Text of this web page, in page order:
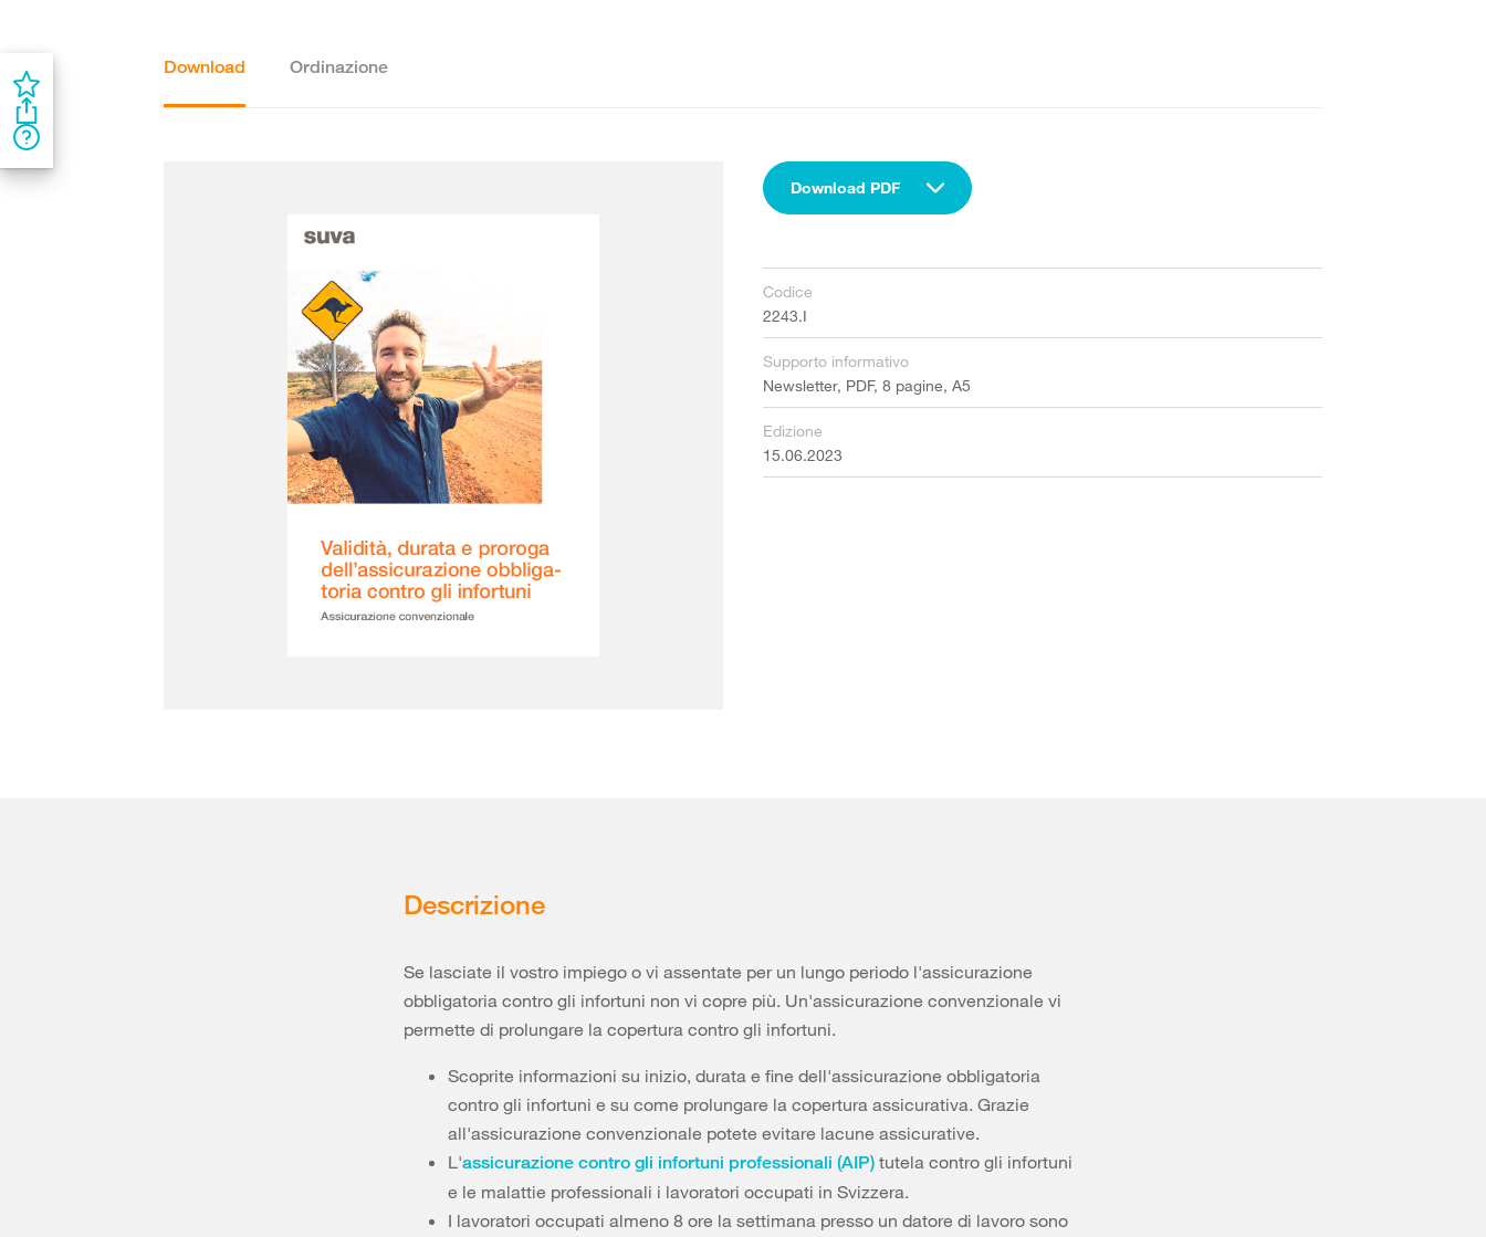
Download Ordinazione
Download PDF
Codice
2243.I
Supporto informativo
Newsletter, PDF, 8 pagine, A5
Edizione
15.06.2023
Descrizione
Se lasciate il vostro impiego o vi assentate per un lungo periodo l'assicurazione
obbligatoria contro gli infortuni non vi copre più. Un'assicurazione convenzionale vi
permette di prolungare la copertura contro gli infortuni.
Scoprite informazioni su inizio, durata e fine dell'assicurazione obbligatoria
contro gli infortuni e su come prolungare la copertura assicurativa. Grazie
all'assicurazione convenzionale potete evitare lacune assicurative.
L'assicurazione contro gli infortuni professionali (AIP) tutela contro gli infortuni
e le malattie professionali i lavoratori occupati in Svizzera.
I lavoratori occupati almeno 8 ore la settimana presso un datore di lavoro sono